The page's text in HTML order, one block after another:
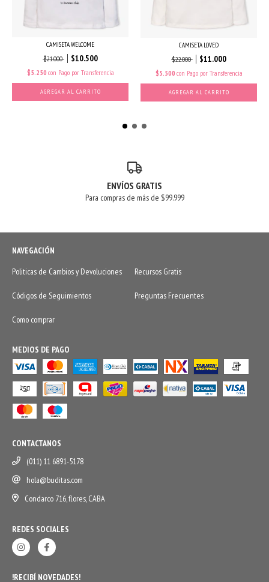
CAMISETA WELCOME
$21.000 $10.500
$5.250 con Pago por Transferencia
AGREGAR AL CARRITO
CAMISETA LOVED
$22.000 $11.000
$5.500 con Pago por Transferencia
AGREGAR AL CARRITO
ENVÍOS GRATIS
Para compras de más de $99.999
NAVEGACIÓN
Politicas de Cambios y Devoluciones
Recursos Gratis
Códigos de Seguimientos Preguntas Frecuentes
Como comprar
MEDIOS DE PAGO
CONTACTANOS
(011) 11 6891-5178
hola@buditas.com
Condarco 716, flores, CABA
REDES SOCIALES
!RECIBÍ NOVEDADES!